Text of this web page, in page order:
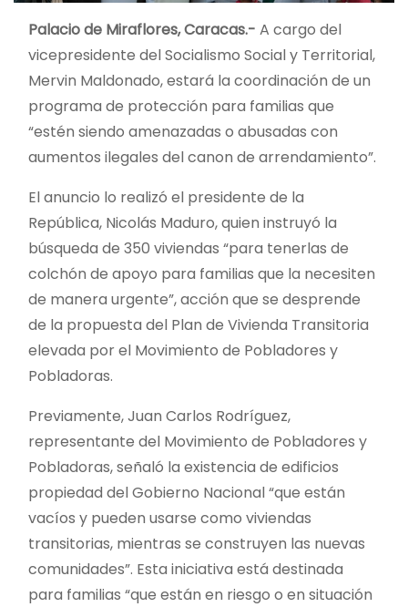
Palacio de Miraflores, Caracas.- A cargo del
vicepresidente del Socialismo Social y Territorial,
Mervin Maldonado, estará la coordinación de un
programa de protección para familias que
“estén siendo amenazadas o abusadas con
aumentos ilegales del canon de arrendamiento”.
El anuncio lo realizó el presidente de la
República, Nicolás Maduro, quien instruyó la
búsqueda de 350 viviendas “para tenerlas de
colchón de apoyo para familias que la necesiten
de manera urgente”, acción que se desprende
de la propuesta del Plan de Vivienda Transitoria
elevada por el Movimiento de Pobladores y
Pobladoras.
Previamente, Juan Carlos Rodríguez,
representante del Movimiento de Pobladores y
Pobladoras, señaló la existencia de edificios
propiedad del Gobierno Nacional “que están
vacíos y pueden usarse como viviendas
transitorias, mientras se construyen las nuevas
comunidades”. Esta iniciativa está destinada
para familias “que están en riesgo o en situación